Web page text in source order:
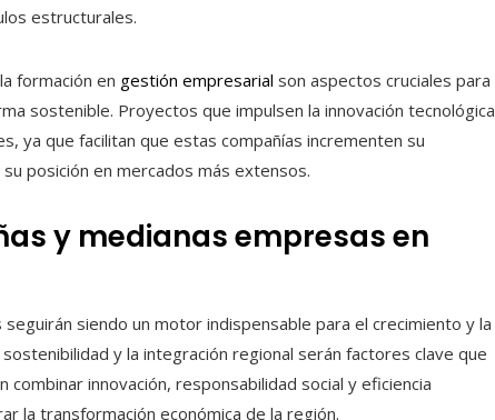
estructurales.
formación en gestión empresarial son aspectos cruciales para
sostenible. Proyectos que impulsen la innovación tecnológica
ya que facilitan que estas compañías incrementen su
posición en mercados más extensos.
y medianas empresas en
siendo un motor indispensable para el crecimiento y la
y la integración regional serán factores clave que
innovación, responsabilidad social y eficiencia
la transformación económica de la región.